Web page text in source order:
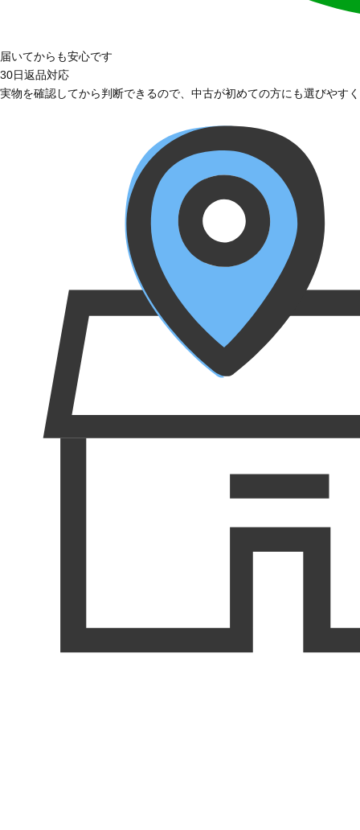
届いてからも安心です
30日返品対応
実物を確認してから判断できるので、中古が初めての方にも選びやす